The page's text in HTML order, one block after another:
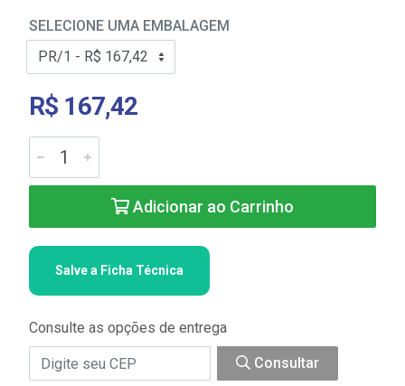
SELECIONE UMA EMBALAGEM
R$ 167,42
Adicionar ao Carrinho
Salve a Ficha Técnica
Consulte as opções de entrega
Consultar